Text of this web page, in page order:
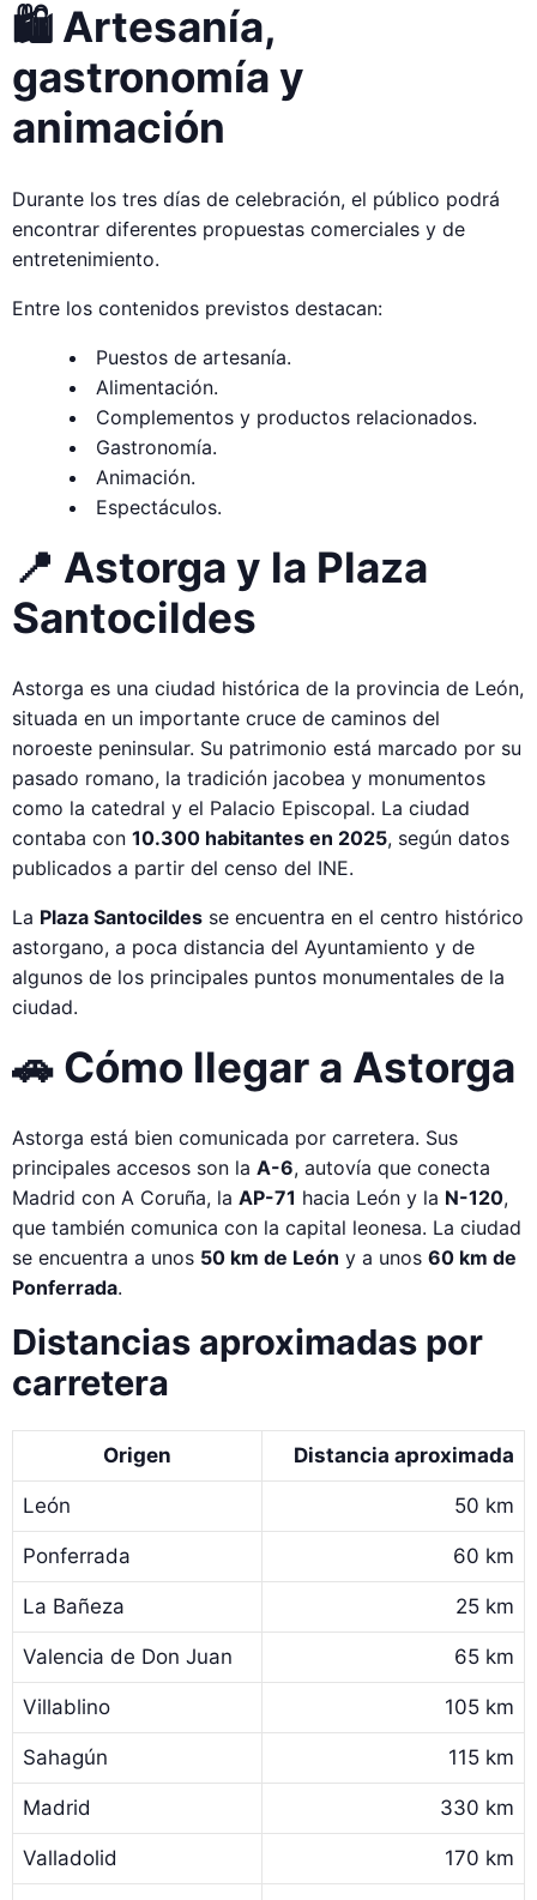
🛍️ Artesanía,
gastronomía y
animación
Durante los tres días de celebración, el público podrá
encontrar diferentes propuestas comerciales y de
entretenimiento.
Entre los contenidos previstos destacan:
Puestos de artesanía.
Alimentación.
Complementos y productos relacionados.
Gastronomía.
Animación.
Espectáculos.
📍 Astorga y la Plaza
Santocildes
Astorga es una ciudad histórica de la provincia de León,
situada en un importante cruce de caminos del
noroeste peninsular. Su patrimonio está marcado por su
pasado romano, la tradición jacobea y monumentos
como la catedral y el Palacio Episcopal. La ciudad
contaba con 10.300 habitantes en 2025, según datos
publicados a partir del censo del INE.
La Plaza Santocildes se encuentra en el centro histórico
astorgano, a poca distancia del Ayuntamiento y de
algunos de los principales puntos monumentales de la
ciudad.
🚗 Cómo llegar a Astorga
Astorga está bien comunicada por carretera. Sus
principales accesos son la A-6, autovía que conecta
Madrid con A Coruña, la AP-71 hacia León y la N-120,
que también comunica con la capital leonesa. La ciudad
se encuentra a unos 50 km de León y a unos 60 km de
Ponferrada.
Distancias aproximadas por
carretera
Origen Distancia aproximada
León 50 km
Ponferrada 60 km
La Bañeza 25 km
Valencia de Don Juan 65 km
Villablino 105 km
Sahagún 115 km
Madrid 330 km
Valladolid 170 km